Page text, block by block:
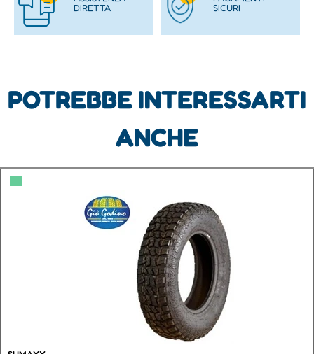
DIRETTA
SICURI
POTREBBE INTERESSARTI
ANCHE
▀